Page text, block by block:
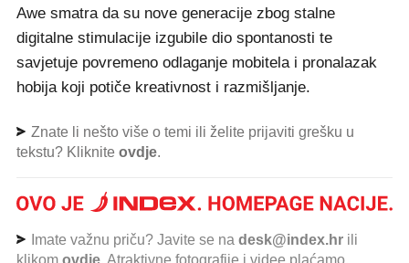
Awe smatra da su nove generacije zbog stalne
digitalne stimulacije izgubile dio spontanosti te
savjetuje povremeno odlaganje mobitela i pronalazak
hobija koji potiče kreativnost i razmišljanje.
Znate li nešto više o temi ili želite prijaviti grešku u
tekstu? Kliknite ovdje.
Imate važnu priču? Javite se na desk@index.hr ili
klikom ovdje. Atraktivne fotografije i videe plaćamo.